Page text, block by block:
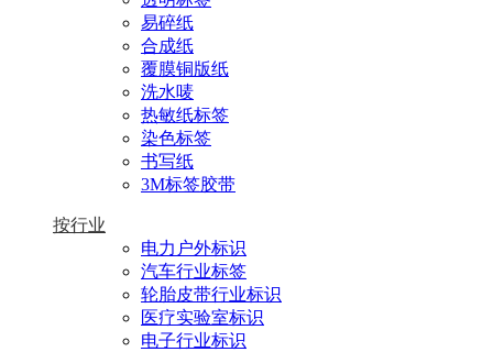
易碎纸
合成纸
覆膜铜版纸
洗水唛
热敏纸标签
染色标签
书写纸
3M标签胶带
按行业
电力户外标识
汽车行业标签
轮胎皮带行业标识
医疗实验室标识
电子行业标识